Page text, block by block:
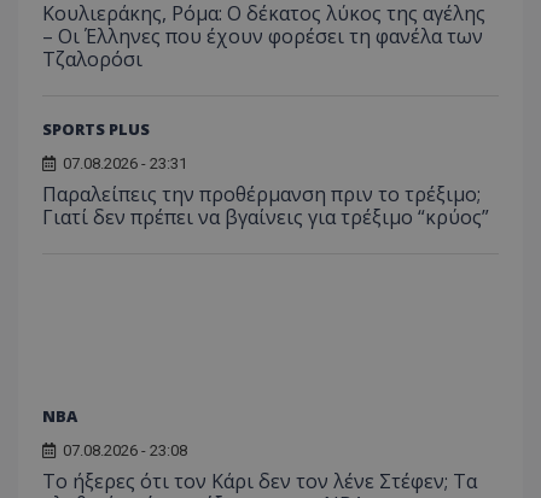
Κουλιεράκης, Ρόμα: Ο δέκατος λύκος της αγέλης
– Οι Έλληνες που έχουν φορέσει τη φανέλα των
Τζαλορόσι
SPORTS PLUS
07.08.2026 - 23:31
Παραλείπεις την προθέρμανση πριν το τρέξιμο;
Γιατί δεν πρέπει να βγαίνεις για τρέξιμο “κρύος”
NBA
07.08.2026 - 23:08
Το ήξερες ότι τον Κάρι δεν τον λένε Στέφεν; Τα